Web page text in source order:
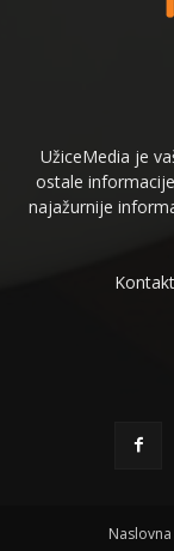
UžiceMedia je
ostale
najažurnije
Naslovna